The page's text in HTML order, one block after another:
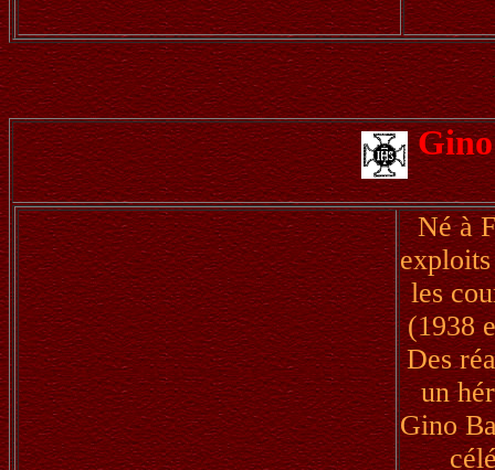
Né à
les
(1938
Des
un
Gino